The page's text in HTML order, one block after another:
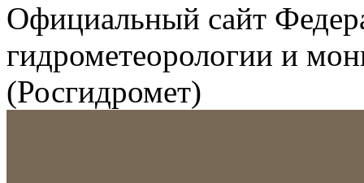
Официальный сайт
гидрометеорологии и
(Росгидромет)